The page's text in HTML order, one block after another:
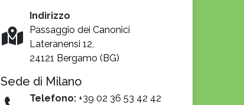
Indirizzo
Passaggio dei Canonici
Lateranensi 12,
24121 Bergamo (BG)
Sede di Milano
Telefono: +39 02 36 53 42 42